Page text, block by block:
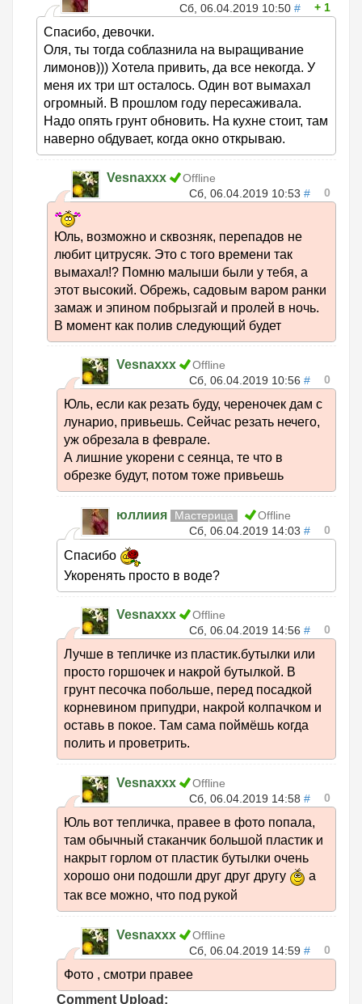
Сб, 06.04.2019 10:50 # 1
Спасибо, девочки.
Оля, ты тогда соблазнила на выращивание
лимонов))) Хотела привить, да все некогда. У
меня их три шт осталось. Один вот вымахал
огромный. В прошлом году пересаживала.
Надо опять грунт обновить. На кухне стоит, там
наверно обдувает, когда окно открываю.
Vesnaxxx
Offline
Сб, 06.04.2019 10:53 # 0
Юль, возможно и сквозняк, перепадов не
любит цитрусяк. Это с того времени так
вымахал!? Помню малыши были у тебя, а
этот высокий. Обрежь, садовым варом ранки
замаж и эпином побрызгай и пролей в ночь.
В момент как полив следующий будет
Vesnaxxx
Offline
Сб, 06.04.2019 10:56 # 0
Юль, если как резать буду, череночек дам с
лунарио, привьешь. Сейчас резать нечего,
уж обрезала в феврале.
А лишние укорени с сеянца, те что в
обрезке будут, потом тоже привьешь
юллиия Мастерица
Offline
Сб, 06.04.2019 14:03 # 0
Спасибо
Укоренять просто в воде?
Vesnaxxx
Offline
Сб, 06.04.2019 14:56 # 0
Лучше в тепличке из пластик.бутылки или
просто горшочек и накрой бутылкой. В
грунт песочка побольше, перед посадкой
корневином припудри, накрой колпачком и
оставь в покое. Там сама поймёшь когда
полить и проветрить.
Vesnaxxx
Offline
Сб, 06.04.2019 14:58 # 0
Юль вот тепличка, правее в фото попала,
там обычный стаканчик большой пластик и
накрыт горлом от пластик бутылки очень
хорошо они подошли друг друг другу
а
так все можно, что под рукой
Vesnaxxx
Offline
Сб, 06.04.2019 14:59 # 0
Фото , смотри правее
Comment Upload: